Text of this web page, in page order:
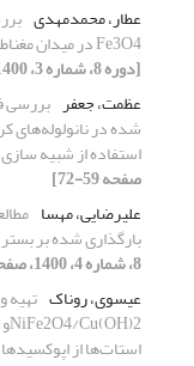
عطار، محمدمهدی
Fe3O4 در میدان مغناطیسی متناوب بر روی سلول سرطانی ریه انسان
[دوره 8، شماره 3، 1400، صفحه 38-49]
عظمت، جعفر بررسی
استفاده از شبیه
صفحه 59-72]
علیرضایی، مهسا
بارگذاری شده بر
8، شماره 4، 1400، صفحه 124-138]
عیسوی، روناک تهیه
استات‌ها از اپوکسیدها